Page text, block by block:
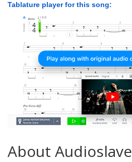
Tablature player for this song:
About Audioslave